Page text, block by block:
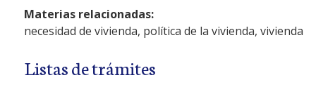
Materias relacionadas:
necesidad de vivienda, política de la vivienda, vivienda
Listas de trámites